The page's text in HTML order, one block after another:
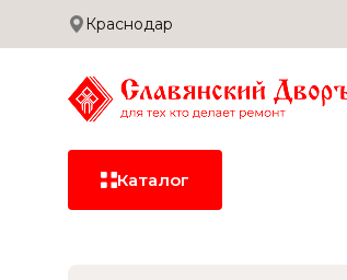
Краснодар
Каталог
Сотрудничество
Дилерам
Застройщикам
Доставка и оплата